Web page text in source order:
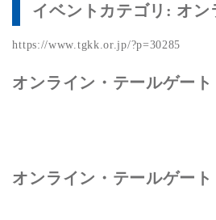
イベントカテゴリ: オン
https://www.tgkk.or.jp/?p=30285
オンライン・テールゲー
オンライン・テールゲー